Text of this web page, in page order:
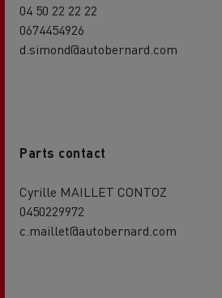
04 50 22 22 22
0674454926
d.simond@autobernard.com
Parts contact
Cyrille MAILLET CONTOZ
0450229972
c.maillet@autobernard.com